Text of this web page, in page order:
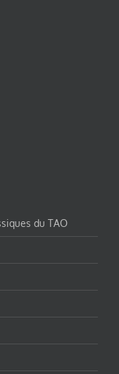
du TAO